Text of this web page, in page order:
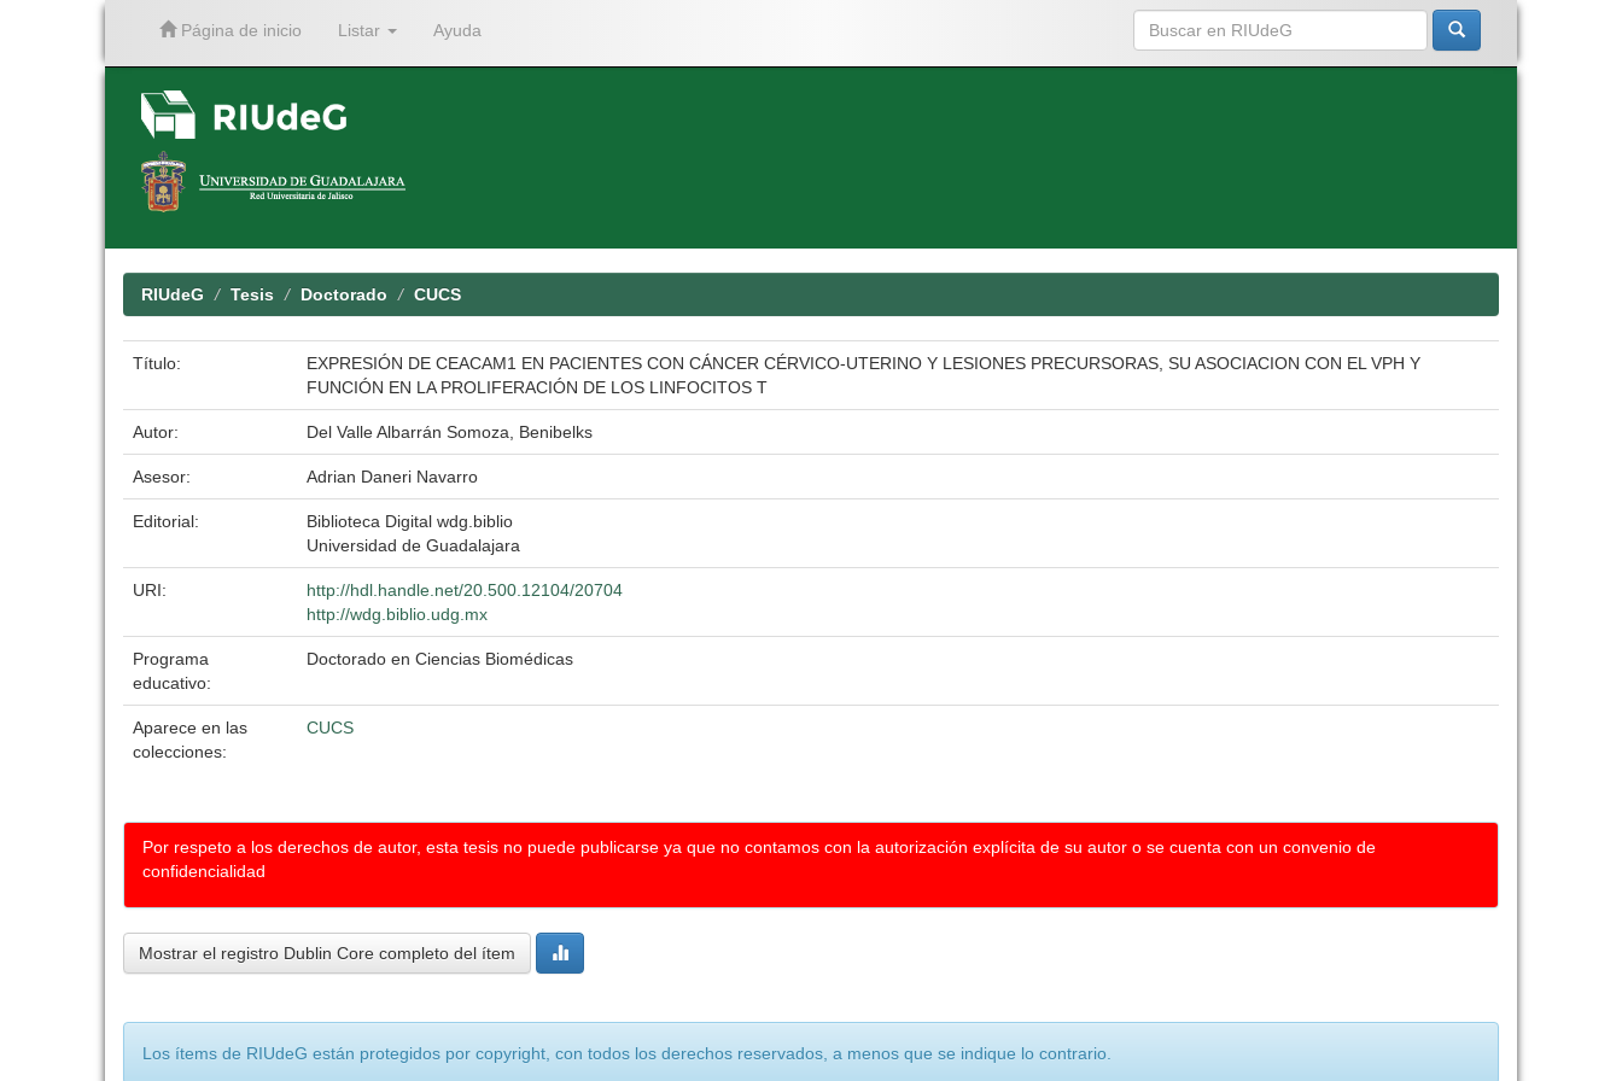
Página de inicio Listar Ayuda
RIUdeG Tesis Doctorado CUCS
Título:
EXPRESIÓN DE CEACAM1 EN PACIENTES CON CÁNCER CÉRVICO-UTERINO Y LESIONES PRECURSORAS, SU ASOCIACION CON EL VPH Y
FUNCIÓN EN LA PROLIFERACIÓN DE LOS LINFOCITOS T
Autor: Del Valle Albarrán Somoza, Benibelks
Asesor: Adrian Daneri Navarro
Editorial:
Biblioteca Digital wdg.biblio
Universidad de Guadalajara
URI:
http://hdl.handle.net/20.500.12104/20704
http://wdg.biblio.udg.mx
Programa
educativo:
Doctorado en Ciencias Biomédicas
Aparece en las
colecciones:
CUCS
Por respeto a los derechos de autor, esta tesis no puede publicarse ya que no contamos con la autorización explícita de su autor o se cuenta con un convenio de
confidencialidad
Mostrar el registro Dublin Core completo del ítem
Los ítems de RIUdeG están protegidos por copyright, con todos los derechos reservados, a menos que se indique lo contrario.